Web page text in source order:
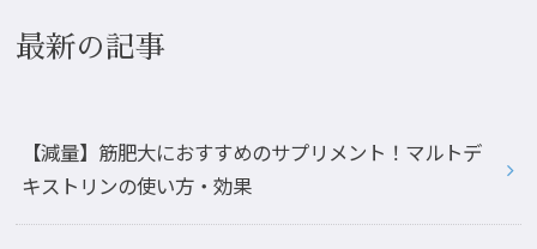
最新の記事
【減量】筋肥大におすすめのサプリメント！マルトデ
キストリンの使い方・効果